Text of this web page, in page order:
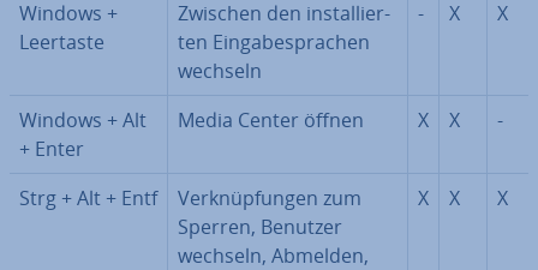
Windows +
Leertaste
Zwischen den in­stal­lier­
ten Ein­ga­be­spra­chen
wechseln
- X X
Windows + Alt
+ Enter
Media Center öffnen X X -
Strg + Alt + Entf
Ver­knüp­fun­gen zum
Sperren, Benutzer
wechseln, Abmelden,
X X X